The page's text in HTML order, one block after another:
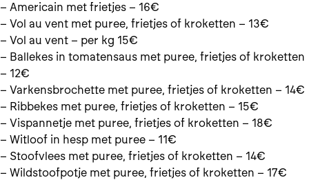
– Americain met frietjes – 16€
– Vol au vent met puree, frietjes of kroketten – 13€
– Vol au vent – per kg 15€
– Ballekes in tomatensaus met puree, frietjes of kroketten
– 12€
– Varkensbrochette met puree, frietjes of kroketten – 14€
– Ribbekes met puree, frietjes of kroketten – 15€
– Vispannetje met puree, frietjes of kroketten – 18€
– Witloof in hesp met puree – 11€
– Stoofvlees met puree, frietjes of kroketten – 14€
– Wildstoofpotje met puree, frietjes of kroketten – 17€